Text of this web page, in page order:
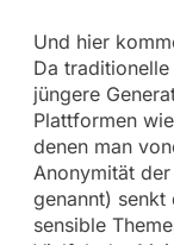
Und hier
Da
jüngere
Plattformen
denen man
Anonymität
genannt)
sensible